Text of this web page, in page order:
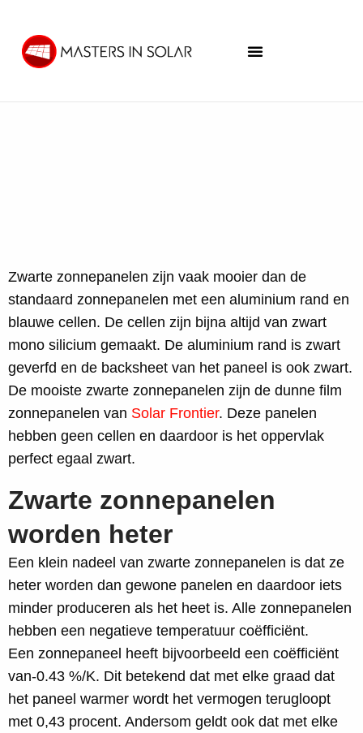
Zwarte zonnepanelen zijn vaak mooier dan de
standaard zonnepanelen met een aluminium rand en
blauwe cellen. De cellen zijn bijna altijd van zwart
mono silicium gemaakt. De aluminium rand is zwart
geverfd en de backsheet van het paneel is ook zwart.
De mooiste zwarte zonnepanelen zijn de dunne film
zonnepanelen van Solar Frontier. Deze panelen
hebben geen cellen en daardoor is het oppervlak
perfect egaal zwart.
Zwarte zonnepanelen
worden heter
Een klein nadeel van zwarte zonnepanelen is dat ze
heter worden dan gewone panelen en daardoor iets
minder produceren als het heet is. Alle zonnepanelen
hebben een negatieve temperatuur coëfficiënt.
Een zonnepaneel heeft bijvoorbeeld een coëfficiënt
van-0.43 %/K. Dit betekend dat met elke graad dat
het paneel warmer wordt het vermogen terugloopt
met 0,43 procent. Andersom geldt ook dat met elke